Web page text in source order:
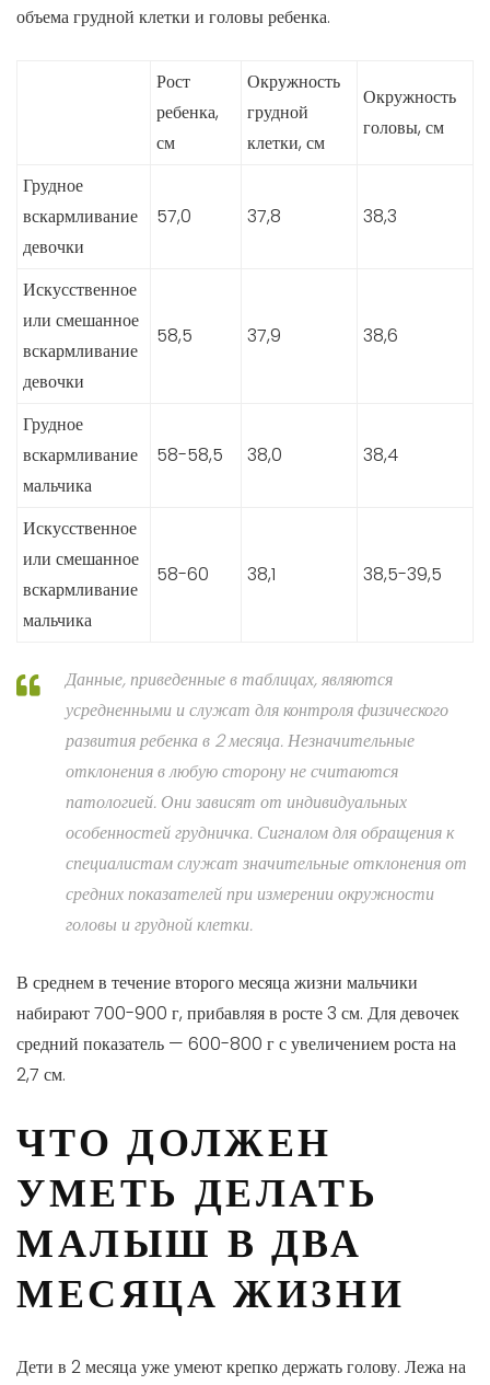
объема грудной клетки и головы ребенка.
Рост
ребенка,
см
Окружность
грудной
клетки, см
Окружность
головы, см
Грудное
вскармливание
девочки
57,0 37,8 38,3
Искусственное
или смешанное
вскармливание
девочки
58,5 37,9 38,6
Грудное
вскармливание
мальчика
58-58,5 38,0 38,4
Искусственное
или смешанное
вскармливание
мальчика
58-60 38,1 38,5-39,5
Данные, приведенные в таблицах, являются
усредненными и служат для контроля физического
развития ребенка в 2 месяца. Незначительные
отклонения в любую сторону не считаются
патологией. Они зависят от индивидуальных
особенностей грудничка. Сигналом для обращения к
специалистам служат значительные отклонения от
средних показателей при измерении окружности
головы и грудной клетки.
В среднем в течение второго месяца жизни мальчики
набирают 700-900 г, прибавляя в росте 3 см. Для девочек
средний показатель — 600-800 г с увеличением роста на
2,7 см.
ЧТО ДОЛЖЕН
УМЕТЬ ДЕЛАТЬ
МАЛЫШ В ДВА
МЕСЯЦА ЖИЗНИ
Дети в 2 месяца уже умеют крепко держать голову. Лежа на